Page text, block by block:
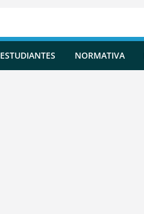
ESTUDIANTES NORMATIVA